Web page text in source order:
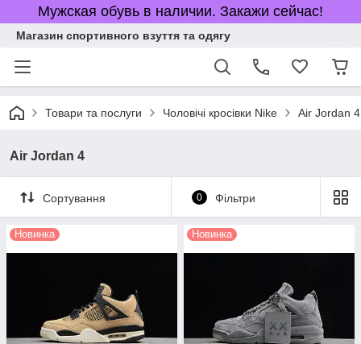
Мужская обувь в наличии. Закажи сейчас!
Магазин спортивного взуття та одягу
Товари та послуги Чоловічі кросівки Nike Air Jordan 4
Air Jordan 4
Сортування 0 Фільтри
Новинка Новинка